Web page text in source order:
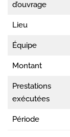
d’ouvrage
Lieu
Équipe
Montant
Prestations
exécutées
Période